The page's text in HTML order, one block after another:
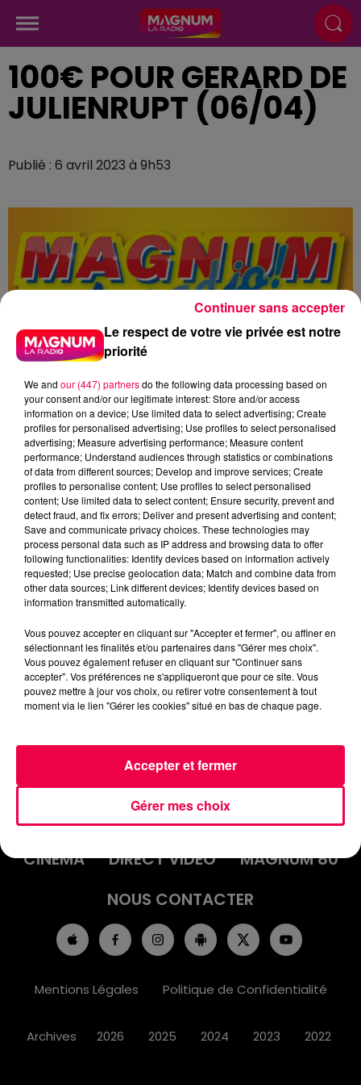
100€ POUR GERARD DE
JULIENRUPT (06/04)
Publié : 6 avril 2023 à 9h53
Flash infos
Crédit :Flash infos
INFOS
AGENDA
JEUX
PODCASTS
CINÉMA
DIRECT VIDÉO
MAGNUM 80
NOUS CONTACTER
Mentions Légales Politique de Confidentialité
Archives 2026 2025 2024 2023 2022
Le respect de votre vie privée est notre
priorité
We and our (447) partnersdo the following data processing based on
your consent and/or our legitimate interest: Store and/or access
information on a device; Use limited data to select advertising; Create
profiles for personalised advertising; Use profiles to select personalised
advertising; Measure advertising performance; Measure content
performance; Understand audiences through statistics or combinations
of data from different sources; Develop and improve services; Create
profiles to personalise content; Use profiles to select personalised
content; Use limited data to select content; Ensure security, prevent and
detect fraud, and fix errors; Deliver and present advertising and content;
Save and communicate privacy choices. These technologies may
process personal data such as IP address and browsing data to offer
following functionalities: Identify devices based on information actively
requested; Use precise geolocation data; Match and combine data from
other data sources; Link different devices; Identify devices based on
information transmitted automatically.
Vous pouvez accepter en cliquant sur "Accepter et fermer", ou affiner en
sélectionnant les finalités et/ou partenaires dans "Gérer mes choix".
Vous pouvez également refuser en cliquant sur "Continuer sans
accepter". Vos préférences ne s'appliqueront que pour ce site. Vous
pouvez mettre à jour vos choix, ou retirer votre consentement à tout
moment via le lien "Gérer les cookies" situé en bas de chaque page.
Gérer mes choix
Accepter et fermer
Continuer sans accepter